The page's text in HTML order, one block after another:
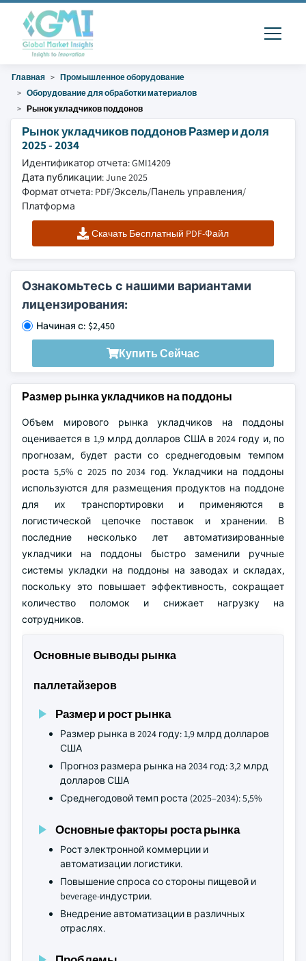
Главная
Промышленное оборудование
Оборудование для обработки материалов
Рынок укладчиков поддонов
Рынок укладчиков поддонов Размер и доля
2025 - 2034
Идентификатор отчета: GMI14209
Дата публикации: June 2025
Формат отчета: PDF/Эксель/Панель управления/
Платформа
Скачать Бесплатный PDF-Файл
Ознакомьтесь с нашими вариантами
лицензирования:
Начиная с: $2,450
Купить Сейчас
Размер рынка укладчиков на поддоны
Объем мирового рынка укладчиков на поддоны
оценивается в 1,9 млрд долларов США в 2024 году и, по
прогнозам, будет расти со среднегодовым темпом
роста 5,5% с 2025 по 2034 год. Укладчики на поддоны
используются для размещения продуктов на поддоне
для их транспортировки и применяются в
логистической цепочке поставок и хранении. В
последние несколько лет автоматизированные
укладчики на поддоны быстро заменили ручные
системы укладки на поддоны на заводах и складах,
поскольку это повышает эффективность, сокращает
количество поломок и снижает нагрузку на
сотрудников.
Основные выводы рынка
паллетайзеров
Размер и рост рынка
Размер рынка в 2024 году: 1,9 млрд долларов
США
Прогноз размера рынка на 2034 год: 3,2 млрд
долларов США
Среднегодовой темп роста (2025–2034): 5,5%
Основные факторы роста рынка
Рост электронной коммерции и
автоматизации логистики.
Повышение спроса со стороны пищевой и
beverage-индустрии.
Внедрение автоматизации в различных
отраслях.